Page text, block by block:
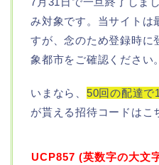
み対象です。当サイトは
すが、念のため登録時に
象都市をご確認ください。
いまなら、 50回の配達で
が貰える招待コードはこ
UCP857 (英数字の大文